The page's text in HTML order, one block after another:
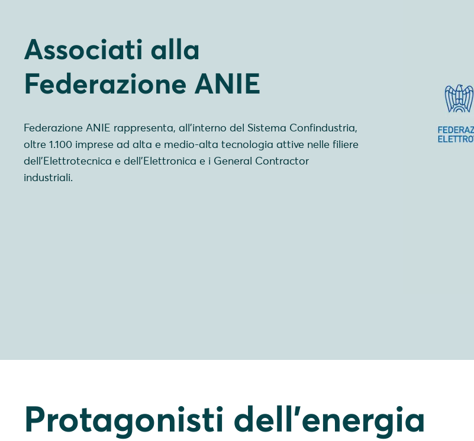
Associati alla
Federazione ANIE
Federazione ANIE rappresenta, all’interno del Sistema Confindustria,
oltre 1.100 imprese ad alta e medio-alta tecnologia attive nelle filiere
dell’Elettrotecnica e dell’Elettronica e i General Contractor
industriali.
Protagonisti dell'energia